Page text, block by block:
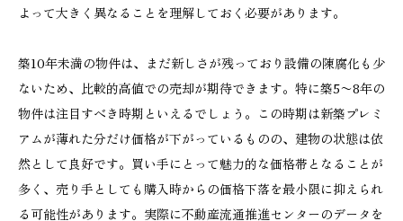
よって大きく異なることを理解しておく必要があります。
築10年未満の物件は、まだ新しさが残っており設備の陳腐化も少
ないため、比較的高値での売却が期待できます。特に築5〜8年の
物件は注目すべき時期といえるでしょう。この時期は新築プレミ
アムが薄れた分だけ価格が下がっているものの、建物の状態は依
然として良好です。買い手にとって魅力的な価格帯となることが
多く、売り手としても購入時からの価格下落を最小限に抑えられ
る可能性があります。実際に不動産流通推進センターのデータを